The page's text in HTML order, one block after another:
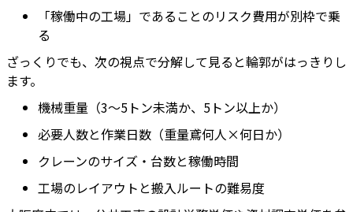
「稼働中の工場」であることのリスク費用が別枠で乗
る
ざっくりでも、次の視点で分解して見ると輪郭がはっきりし
ます。
機械重量（3〜5トン未満か、5トン以上か）
必要人数と作業日数（重量鳶何人×何日か）
クレーンのサイズ・台数と稼働時間
工場のレイアウトと搬入ルートの難易度